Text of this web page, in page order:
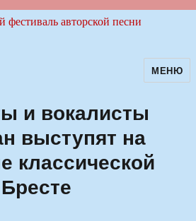
авторскойМЕНЮ
и вокалисты
выступят на
классической